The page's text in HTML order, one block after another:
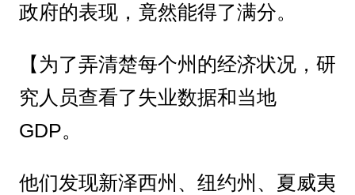
政府的表现，竟然能得了满分。
【为了弄清楚每个州的经济状况，研
究人员查看了失业数据和当地
GDP。
他们发现新泽西州、纽约州、夏威夷